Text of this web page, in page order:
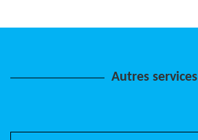
Autres services